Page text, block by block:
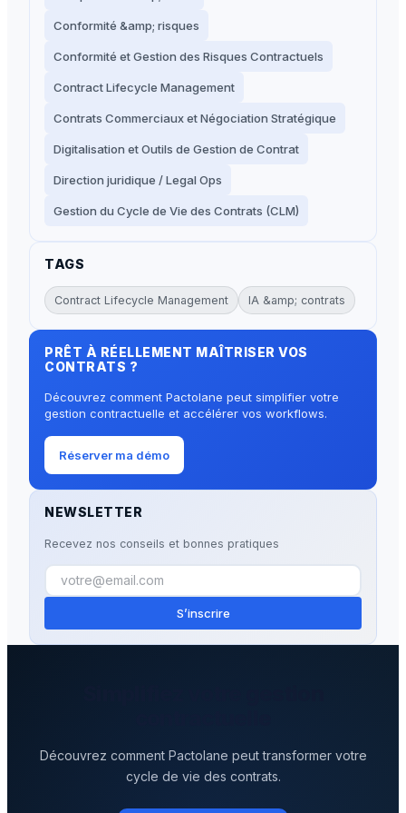
Conformité &amp; risques
Conformité et Gestion des Risques Contractuels
Contract Lifecycle Management
Contrats Commerciaux et Négociation Stratégique
Digitalisation et Outils de Gestion de Contrat
Direction juridique / Legal Ops
Gestion du Cycle de Vie des Contrats (CLM)
TAGS
Contract Lifecycle Management IA &amp; contrats
PRÊT À RÉELLEMENT MAÎTRISER VOS
CONTRATS ?
Découvrez comment Pactolane peut simplifier votre
gestion contractuelle et accélérer vos workflows.
Réserver ma démo
NEWSLETTER
Recevez nos conseils et bonnes pratiques
S’inscrire
Découvrez comment Pactolane peut transformer votre
cycle de vie des contrats.